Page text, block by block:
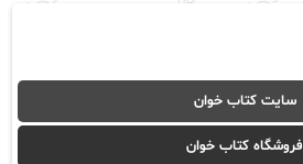
آیدا (Aixi)
آیسان صادقی
سایت کتاب خوان
فروشگاه کتاب خوان